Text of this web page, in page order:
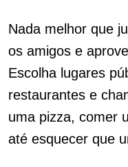
Nada melhor que
os amigos e
Escolha lugares
restaurantes e
uma pizza, comer
até esquecer que